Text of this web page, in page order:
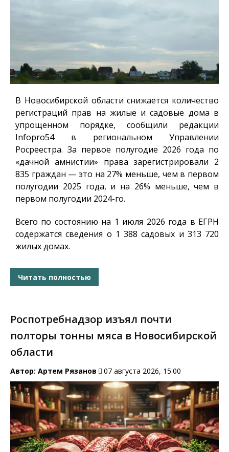
В Новосибирской области снижается количество
регистраций прав на жилые и садовые дома в
упрощенном порядке, сообщили редакции
Infopro54в региональном Управлении
Росреестра. За первое полугодие 2026 года по
«дачной амнистии» права зарегистрировали 2
835 граждан — это на 27% меньше, чем в первом
полугодии 2025 года, и на 26% меньше, чем в
первом полугодии 2024-го.
Всего по состоянию на 1 июля 2026 года в ЕГРН
содержатся сведения о 1 388 садовых и 313 720
жилых домах.
Читать полностью
Роспотребнадзор изъял почти
полторы тонны мяса в Новосибирской
области
Автор: Артем Рязанов 07 августа 2026, 15:00